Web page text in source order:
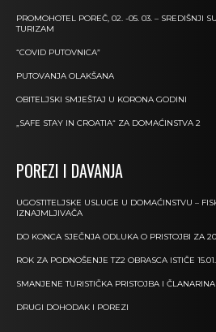
PROMOHOTEL POREČ, 02. -05. 03. – SREDIŠNJI
TURIZAM
“COVID PUTOVNICA”
PUTOVANJA OLAKŠANA
OBITELJSKI SMJEŠTAJ U KORONA GODINI
„SAFE STAY IN CROATIA“ ZA DOMAĆINSTVA 2
POREZI I DAVANJA
UGOSTITELJSKE USLUGE U DOMAĆINSTVU –
IZNAJMLJIVAČA
DO KONCA SJEČNJA ODLUKA O PRISTOJBI ZA
ROK ZA PODNOŠENJE TZ2 OBRASCA ISTIČE
SMANJENE TURISTIČKA PRISTOJBA I
DRUGI DOHODAK I POREZI